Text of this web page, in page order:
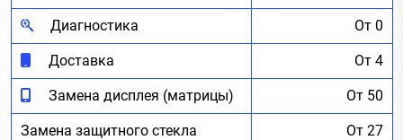
Диагностика От 0
Доставка От 4
Замена дисплея (матрицы) От 50
Замена защитного стекла От 27